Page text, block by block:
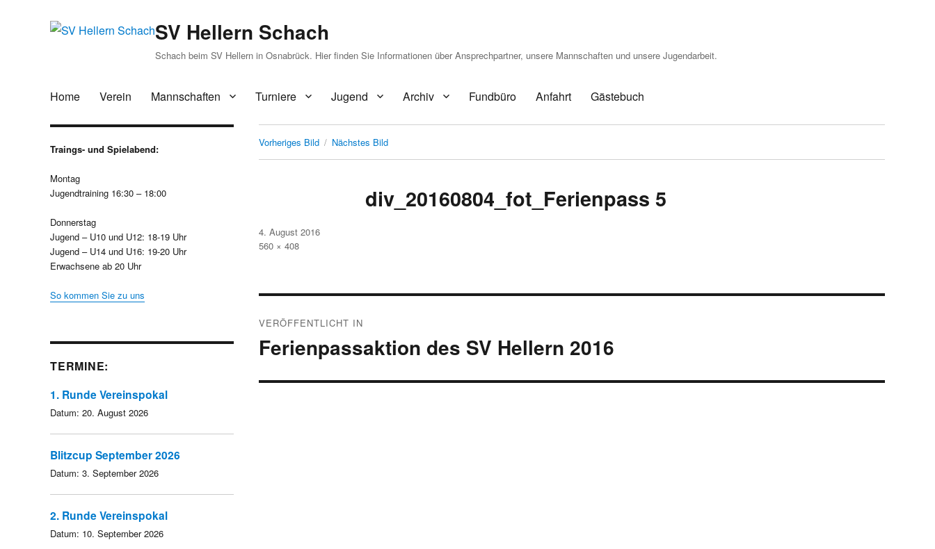
SV Hellern Schach
Schach beim SV Hellern in Osnabrück. Hier finden Sie Informationen über Ansprechpartner, unsere Mannschaften und unsere Jugendarbeit.
Home Verein Mannschaften Turniere Jugend Archiv Fundbüro Anfahrt Gästebuch
Vorheriges Bild Nächstes Bild
div_20160804_fot_Ferienpass 5
Veröffentlicht
am
4. August 2016
Volle
560 × 408
VERÖFFENTLICHT IN
Ferienpassaktion des SV Hellern 2016
Traings- und Spielabend:
Montag
Jugendtraining 16:30 – 18:00
Donnerstag
Jugend – U10 und U12: 18-19 Uhr
Jugend – U14 und U16: 19-20 Uhr
Erwachsene ab 20 Uhr
So kommen Sie zu uns
TERMINE:
1. Runde Vereinspokal
Datum: 20. August 2026
Blitzcup September 2026
Datum: 3. September 2026
2. Runde Vereinspokal
Datum: 10. September 2026